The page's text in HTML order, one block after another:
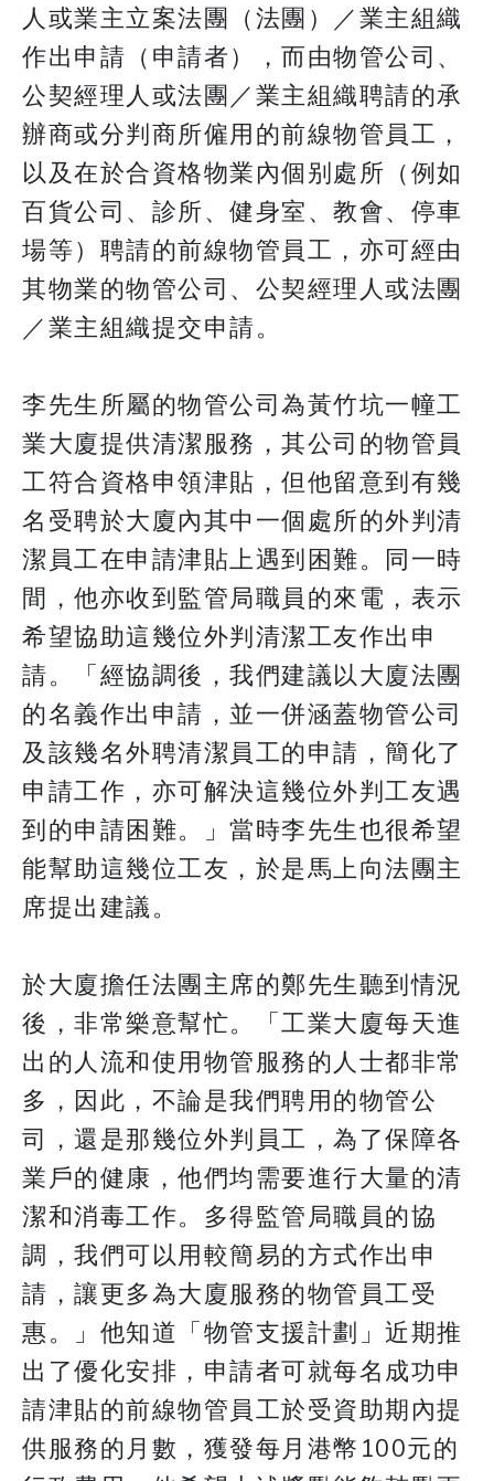
人或業主立案法團（法團）／業主組織
作出申請（申請者），而由物管公司、
公契經理人或法團／業主組織聘請的承
辦商或分判商所僱用的前線物管員工，
以及在於合資格物業內個别處所（例如
百貨公司、診所、健身室、教會、停車
場等）聘請的前線物管員工，亦可經由
其物業的物管公司、公契經理人或法團
／業主組織提交申請。
李先生所屬的物管公司為黃竹坑一幢工
業大廈提供清潔服務，其公司的物管員
工符合資格申領津貼，但他留意到有幾
名受聘於大廈內其中一個處所的外判清
潔員工在申請津貼上遇到困難。同一時
間，他亦收到監管局職員的來電，表示
希望協助這幾位外判清潔工友作出申
請。「經協調後，我們建議以大廈法團
的名義作出申請，並一併涵蓋物管公司
及該幾名外聘清潔員工的申請，簡化了
申請工作，亦可解決這幾位外判工友遇
到的申請困難。」當時李先生也很希望
能幫助這幾位工友，於是馬上向法團主
席提出建議。
於大廈擔任法團主席的鄭先生聽到情況
後，非常樂意幫忙。「工業大廈每天進
出的人流和使用物管服務的人士都非常
多，因此，不論是我們聘用的物管公
司，還是那幾位外判員工，為了保障各
業戶的健康，他們均需要進行大量的清
潔和消毒工作。多得監管局職員的協
調，我們可以用較簡易的方式作出申
請，讓更多為大廈服務的物管員工受
惠。」他知道「物管支援計劃」近期推
出了優化安排，申請者可就每名成功申
請津貼的前線物管員工於受資助期內提
供服務的月數，獲發每月港幣100元的